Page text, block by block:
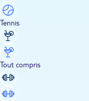
Tennis
Tout compris